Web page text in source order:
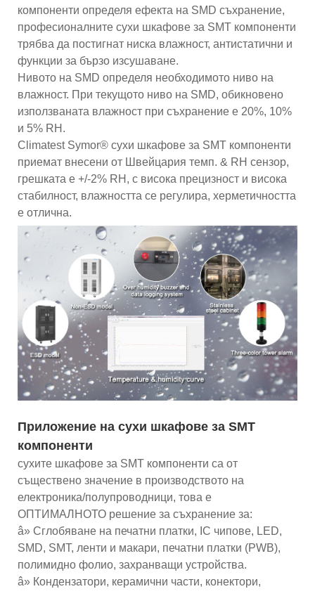
компоненти определя ефекта на SMD съхранение,
професионалните сухи шкафове за SMT компоненти
трябва да постигнат ниска влажност, антистатични и
функции за бързо изсушаване.
Нивото на SMD определя необходимото ниво на
влажност. При текущото ниво на SMD, обикновено
използваната влажност при съхранение е 20%, 10%
и 5% RH.
Climatest Symor® сухи шкафове за SMT компоненти
приемат внесени от Швейцария темп. & RH сензор,
грешката е +/-2% RH, с висока прецизност и висока
стабилност, влажността се регулира, херметичността
е отлична.
Приложение на сухи шкафове за SMT
компоненти
сухите шкафове за SMT компоненти са от
съществено значение в производството на
електроника/полупроводници, това е
ОПТИМАЛНОТО решение за съхранение за:
â» Сглобяване на печатни платки, IC чипове, LED,
SMD, SMT, ленти и макари, печатни платки (PWB),
полимидно фолио, захранващи устройства.
â» Кондензатори, керамични части, конектори,